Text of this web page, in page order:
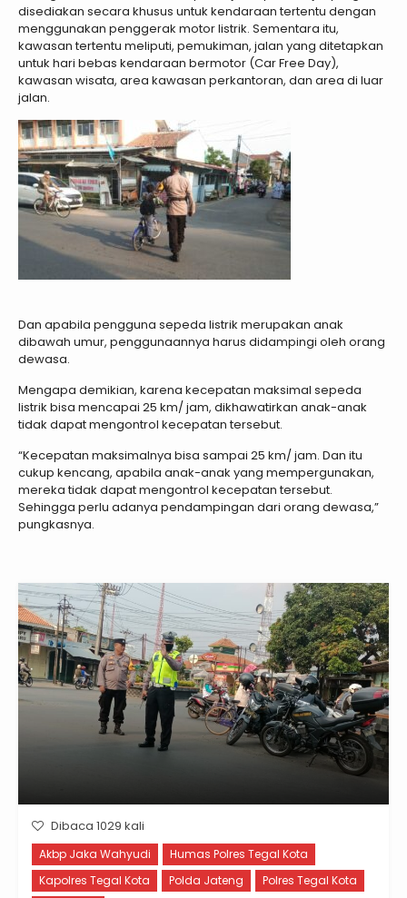
disediakan secara khusus untuk kendaraan tertentu dengan
menggunakan penggerak motor listrik. Sementara itu,
kawasan tertentu meliputi, pemukiman, jalan yang ditetapkan
untuk hari bebas kendaraan bermotor (Car Free Day),
kawasan wisata, area kawasan perkantoran, dan area di luar
jalan.
Dan apabila pengguna sepeda listrik merupakan anak
dibawah umur, penggunaannya harus didampingi oleh orang
dewasa.
Mengapa demikian, karena kecepatan maksimal sepeda
listrik bisa mencapai 25 km/ jam, dikhawatirkan anak-anak
tidak dapat mengontrol kecepatan tersebut.
“Kecepatan maksimalnya bisa sampai 25 km/ jam. Dan itu
cukup kencang, apabila anak-anak yang mempergunakan,
mereka tidak dapat mengontrol kecepatan tersebut.
Sehingga perlu adanya pendampingan dari orang dewasa,”
pungkasnya.
Dibaca 1029 kali
Akbp Jaka Wahyudi
Humas Polres Tegal Kota
Kapolres Tegal Kota
Polda Jateng
Polres Tegal Kota